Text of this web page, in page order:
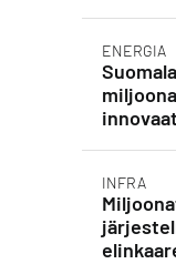
ENERGIA
INFRA